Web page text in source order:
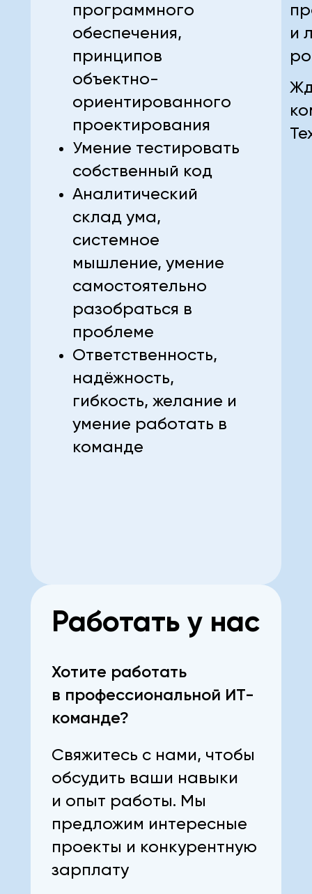
программного
обеспечения,
принципов
объектно-
ориентированного
проектирования
Умение тестировать
собственный код
Аналитический
склад ума,
системное
мышление, умение
самостоятельно
разобраться в
проблеме
Ответственность,
надёжность,
гибкость, желание и
умение работать в
команде
и
Работать у нас
Хотите работать
в профессиональной ИТ-
команде?
Свяжитесь с нами, чтобы
обсудить ваши навыки
и опыт работы. Мы
предложим интересные
проекты и конкурентную
зарплату